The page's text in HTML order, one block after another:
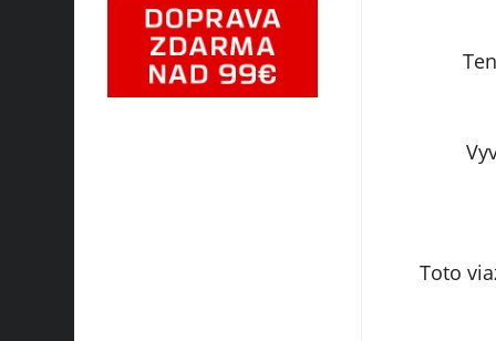
Toto